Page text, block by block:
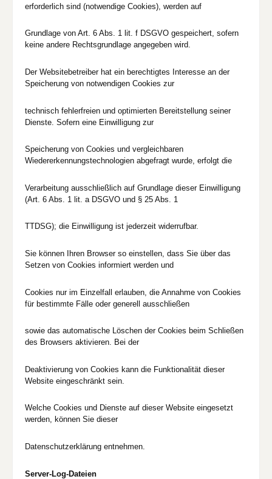
erforderlich sind (notwendige Cookies), werden auf
Grundlage von Art. 6 Abs. 1 lit. f DSGVO gespeichert, sofern
keine andere Rechtsgrundlage angegeben wird.
Der Websitebetreiber hat ein berechtigtes Interesse an der
Speicherung von notwendigen Cookies zur
technisch fehlerfreien und optimierten Bereitstellung seiner
Dienste. Sofern eine Einwilligung zur
Speicherung von Cookies und vergleichbaren
Wiedererkennungstechnologien abgefragt wurde, erfolgt die
Verarbeitung ausschließlich auf Grundlage dieser Einwilligung
(Art. 6 Abs. 1 lit. a DSGVO und § 25 Abs. 1
TTDSG); die Einwilligung ist jederzeit widerrufbar.
Sie können Ihren Browser so einstellen, dass Sie über das
Setzen von Cookies informiert werden und
Cookies nur im Einzelfall erlauben, die Annahme von Cookies
für bestimmte Fälle oder generell ausschließen
sowie das automatische Löschen der Cookies beim Schließen
des Browsers aktivieren. Bei der
Deaktivierung von Cookies kann die Funktionalität dieser
Website eingeschränkt sein.
Welche Cookies und Dienste auf dieser Website eingesetzt
werden, können Sie dieser
Datenschutzerklärung entnehmen.
Server-Log-Dateien